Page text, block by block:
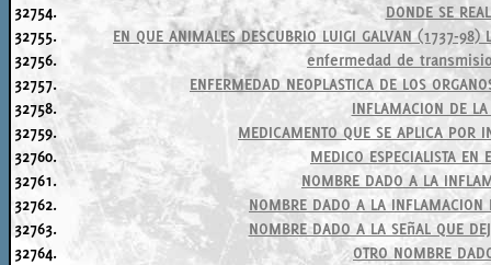
32754.
DONDE SE
32755.
EN QUE ANIMALES DESCUBRIO LUIGI GALVAN (1737-98)
32756.
enfermedad de
32757.
ENFERMEDAD NEOPLASTICA DE LOS
32758.
INFLAMACION DE
32759.
MEDICAMENTO QUE SE APLICA POR
32760.
MEDICO ESPECIALISTA EN
32761.
NOMBRE DADO A LA
32762.
NOMBRE DADO A LA INFLAMACION
32763.
NOMBRE DADO A LA SEñAL QUE
32764.
OTRO NOMBRE